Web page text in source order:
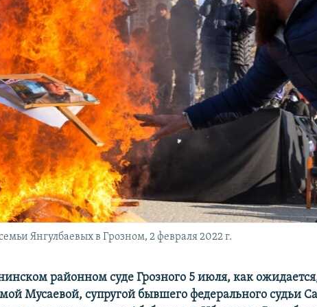
Янгулбаевых в Грозном, 2 февраля 2022 г.
районном суде Грозного 5 июля, как
Мусаевой, супругой бывшего федерального судьи